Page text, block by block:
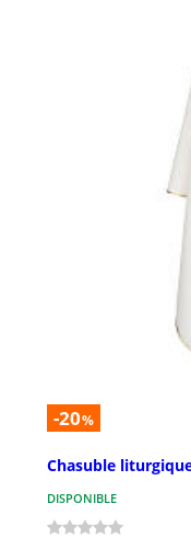
-20%
Chasuble
DISPONIBLE